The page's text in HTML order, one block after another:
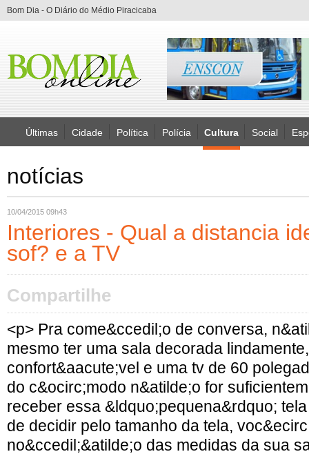
Bom Dia - O Diário do Médio Piracicaba
Últimas Cidade Política Polícia Cultura Social
notícias
10/04/2015 09h43
Interiores - Qual a distancia
sof? e a TV
Compartilhe
<p> Pra come&ccedil;o de conversa,
mesmo ter uma sala decorada
confort&aacute;vel e uma tv de 60
do c&ocirc;modo n&atilde;o for
receber essa &ldquo;pequena&rdquo;
de decidir pelo tamanho da tela,
no&ccedil;&atilde;o das medidas da sua